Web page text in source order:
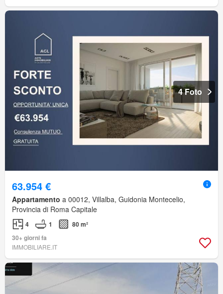
4 Foto
63.954 €
Appartamento a 00012, Villalba, Guidonia Montecelio,
Provincia di Roma Capitale
4 1
80 m²
30+ giorni fa
IMMOBILIARE.IT